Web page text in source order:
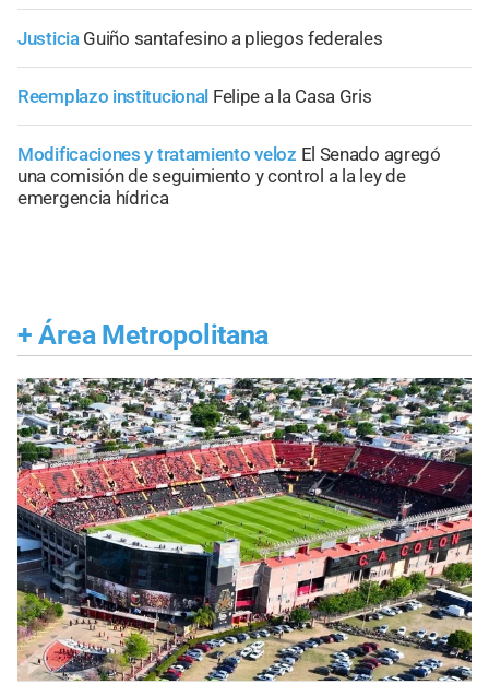
Justicia Guiño santafesino a pliegos federales
Reemplazo institucional Felipe a la Casa Gris
Modificaciones y tratamiento veloz El Senado agregó
una comisión de seguimiento y control a la ley de
emergencia hídrica
+ Área Metropolitana